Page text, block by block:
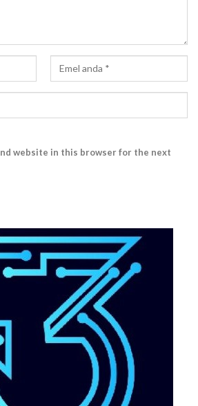
website in this browser for the next